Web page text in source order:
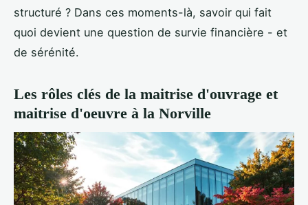
structuré ? Dans ces moments-là, savoir qui fait
quoi devient une question de survie financière - et
de sérénité.
Les rôles clés de la maitrise d'ouvrage et
maitrise d'oeuvre à la Norville